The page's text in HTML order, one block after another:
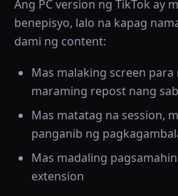
Ang PC version ng TikTok ay
benepisyo, lalo na kapag
dami ng content:
Mas malaking screen
maraming repost nang
Mas matatag na session,
panganib ng
Mas madaling
extension